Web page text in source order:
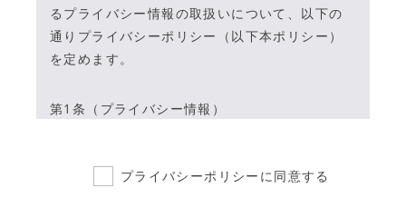
るプライバシー情報の取扱いについて、以下の
通りプライバシーポリシー（以下本ポリシー）
を定めます。
第1条（プライバシー情報）
は、個人情報保護法にいう「個人情報」を
指すものとし、生存する個人に関する情報
プライバシーポリシーに同意する